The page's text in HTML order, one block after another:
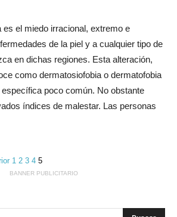
es el miedo irracional, extremo e
de la piel y a cualquier tipo de
en dichas regiones. Esta alteración,
como dermatosiofobia o dermatofobia
poco común. No obstante
índices de malestar. Las personas
12345
BANNER PUBLICITARIO